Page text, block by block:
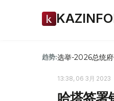
趋势:选举-2026总统府
13:38, 06 3月 2023